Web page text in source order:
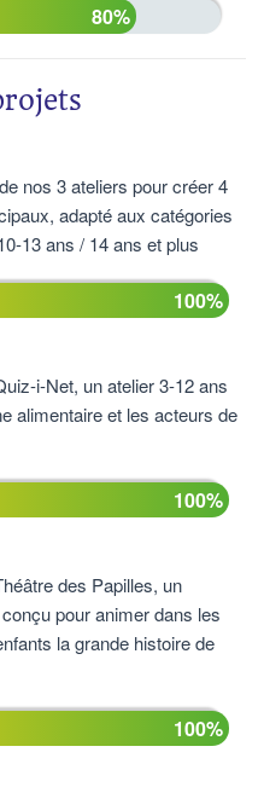
80%
nos 3 ateliers pour créer 4
adapté aux catégories
13 ans / 14 ans et plus
100%
i-Net, un atelier 3-12 ans
alimentaire et les acteurs de
100%
des Papilles, un
pour animer dans les
la grande histoire de
100%